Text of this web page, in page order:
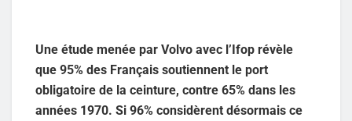
Une étude menée par Volvo avec l’Ifop révèle
que 95% des Français soutiennent le port
obligatoire de la ceinture, contre 65% dans les
années 1970. Si 96% considèrent désormais ce